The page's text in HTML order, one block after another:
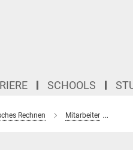
SCHOOLS
Rechnen Mitarbeiter